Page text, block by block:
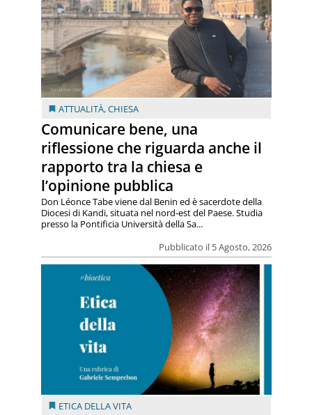
ATTUALITÀ,CHIESA
Comunicare bene, una
riflessione che riguarda anche il
rapporto tra la chiesa e
l’opinione pubblica
Pubblicato il 5 Agosto, 2026
Don Léonce Tabe viene dal Benin ed è sacerdote della
Diocesi di Kandi, situata nel nord-est del Paese. Studia
presso la Pontificia Università della Sa...
ETICA DELLA VITA